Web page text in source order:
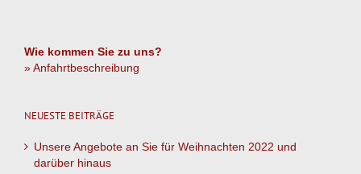
Wie kommen Sie zu uns?
» Anfahrtbeschreibung
NEUESTE BEITRÄGE
Unsere Angebote an Sie für Weihnachten 2022 und
darüber hinaus